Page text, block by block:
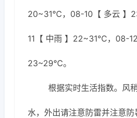
20~31℃，08-10【 多云 】
11【 中雨 】22~31℃，08-12
23~29℃。
根据实时生活指数。风
水，外出请注意防雷并注意